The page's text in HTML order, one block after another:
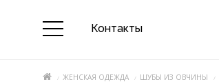
Контакты
ЖЕНСКАЯ ОДЕЖДА ШУБЫ ИЗ ОВЧИНЫ